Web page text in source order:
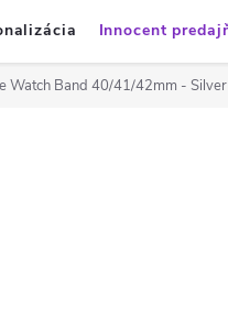
Innocent
Watch Band 40/41/42mm - Silver